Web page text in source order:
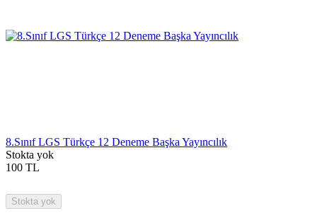
8.Sınıf LGS Türkçe 12 Deneme Başka Yayıncılık
Stokta yok
100 TL
Stokta yok